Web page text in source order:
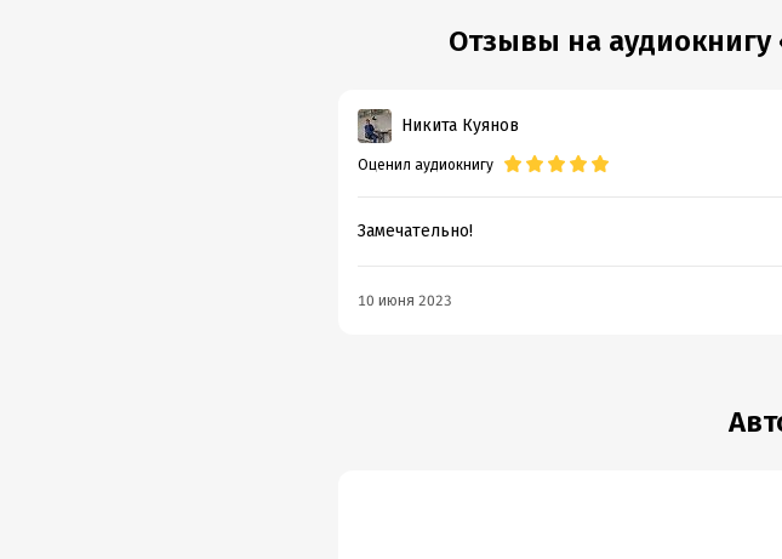
Отзывы на аудиокнигу
Никита Куянов
Оценил аудиокнигу
Замечательно!
10 июня 2023